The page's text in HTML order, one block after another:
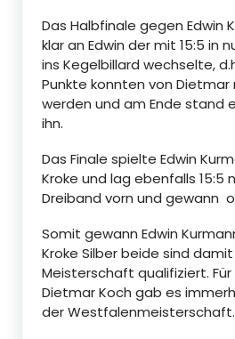
Das Halbfinale gegen Edwin
klar an Edwin der mit 15:5 in
ins Kegelbillard wechselte,
Punkte konnten von
werden und am Ende stand
ihn.
Das Finale spielte Edwin
Kroke und lag ebenfalls 15:5
Dreiband vorn und gewann
Somit gewann Edwin
Kroke Silber beide sind
Meisterschaft qualifiziert. Für
Dietmar Koch gab es
der Westfalenmeisterschaft.